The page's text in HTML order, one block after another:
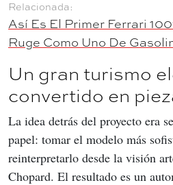
Así Es El Primer Ferrari
Ruge Como Uno De
Un gran turismo
convertido en
La idea detrás del proyecto era
papel: tomar el modelo más
reinterpretarlo desde la visión
Chopard. El resultado es un